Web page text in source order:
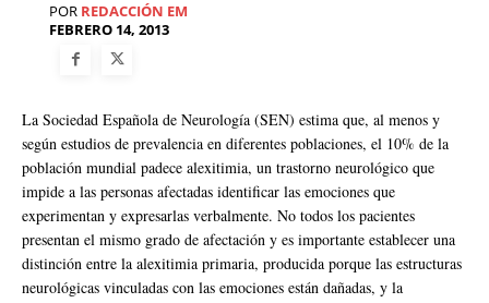
POR REDACCIÓN EM
FEBRERO 14, 2013
La Sociedad Española de Neurología (SEN) estima que, al menos y
según estudios de prevalencia en diferentes poblaciones, el 10% de la
población mundial padece alexitimia, un trastorno neurológico que
impide a las personas afectadas identificar las emociones que
experimentan y expresarlas verbalmente. No todos los pacientes
presentan el mismo grado de afectación y es importante establecer una
distinción entre la alexitimia primaria, producida porque las estructuras
neurológicas vinculadas con las emociones están dañadas, y la